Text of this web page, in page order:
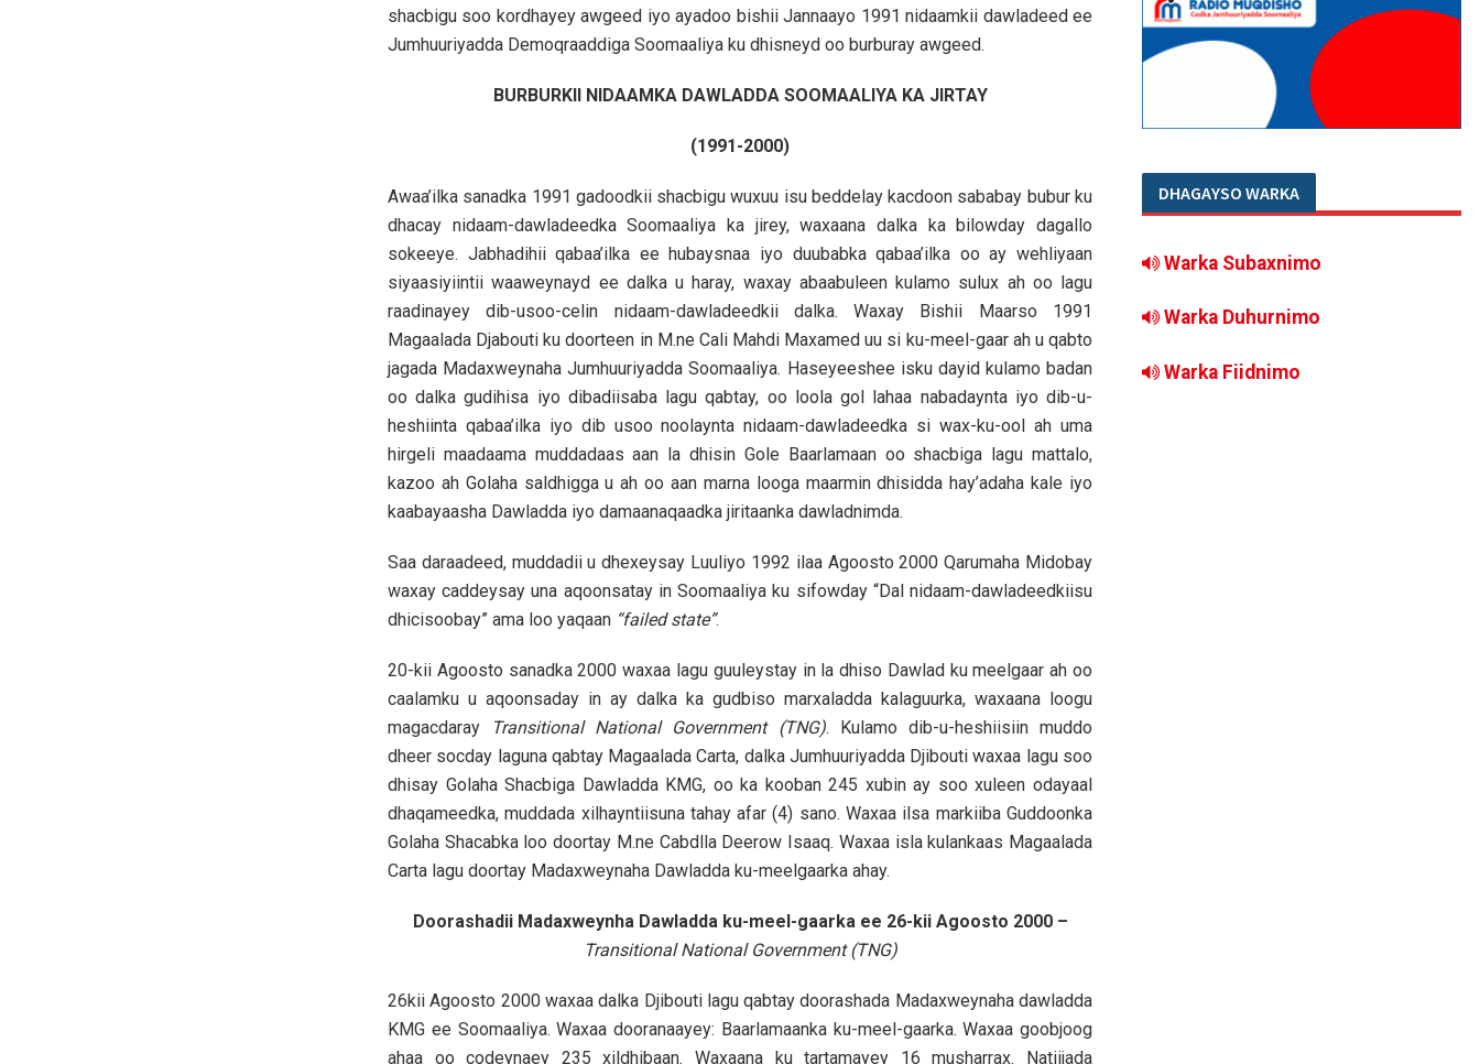
shacbigu soo kordhayey awgeed iyo ayadoo bishii Jannaayo 1991 nidaamkii dawladeed ee
Jumhuuriyadda Demoqraaddiga Soomaaliya ku dhisneyd oo burburay awgeed.
BURBURKII NIDAAMKA DAWLADDA SOOMAALIYA KA JIRTAY
(1991-2000)
Awaa’ilka sanadka 1991 gadoodkii shacbigu wuxuu isu beddelay kacdoon sababay bubur ku
dhacay nidaam-dawladeedka Soomaaliya ka jirey, waxaana dalka ka bilowday dagallo
sokeeye. Jabhadihii qabaa’ilka ee hubaysnaa iyo duubabka qabaa’ilka oo ay wehliyaan
siyaasiyiintii waaweynayd ee dalka u haray, waxay abaabuleen kulamo sulux ah oo lagu
raadinayey dib-usoo-celin nidaam-dawladeedkii dalka. Waxay Bishii Maarso 1991
Magaalada Djabouti ku doorteen in M.ne Cali Mahdi Maxamed uu si ku-meel-gaar ah u qabto
jagada Madaxweynaha Jumhuuriyadda Soomaaliya. Haseyeeshee isku dayid kulamo badan
oo dalka gudihisa iyo dibadiisaba lagu qabtay, oo loola gol lahaa nabadaynta iyo dib-u-
heshiinta qabaa’ilka iyo dib usoo noolaynta nidaam-dawladeedka si wax-ku-ool ah uma
hirgeli maadaama muddadaas aan la dhisin Gole Baarlamaan oo shacbiga lagu mattalo,
kazoo ah Golaha saldhigga u ah oo aan marna looga maarmin dhisidda hay’adaha kale iyo
kaabayaasha Dawladda iyo damaanaqaadka jiritaanka dawladnimda.
Saa daraadeed, muddadii u dhexeysay Luuliyo 1992 ilaa Agoosto 2000 Qarumaha Midobay
waxay caddeysay una aqoonsatay in Soomaaliya ku sifowday “Dal nidaam-dawladeedkiisu
dhicisoobay” ama loo yaqaan “failed state”.
20-kii Agoosto sanadka 2000 waxaa lagu guuleystay in la dhiso Dawlad ku meelgaar ah oo
caalamku u aqoonsaday in ay dalka ka gudbiso marxaladda kalaguurka, waxaana loogu
magacdaray
Transitional National Government (TNG). Kulamo dib-u-heshiisiin muddo
dheer socday laguna qabtay Magaalada Carta, dalka Jumhuuriyadda Djibouti waxaa lagu soo
dhisay Golaha Shacbiga Dawladda KMG, oo ka kooban 245 xubin ay soo xuleen odayaal
dhaqameedka, muddada xilhayntiisuna tahay afar (4) sano. Waxaa ilsa markiiba Guddoonka
Golaha Shacabka loo doortay M.ne Cabdlla Deerow Isaaq. Waxaa isla kulankaas Magaalada
Carta lagu doortay Madaxweynaha Dawladda ku-meelgaarka ahay.
Doorashadii Madaxweynha Dawladda ku-meel-gaarka ee 26-kii Agoosto 2000 –
Transitional National Government (TNG)
26kii Agoosto 2000 waxaa dalka Djibouti lagu qabtay doorashada Madaxweynaha dawladda
KMG ee Soomaaliya. Waxaa dooranaayey: Baarlamaanka ku-meel-gaarka. Waxaa goobjoog
ahaa oo codeynaey 235 xildhibaan. Waxaana ku tartamayey 16 musharrax. Natiijada
DHAGAYSO WARKA
Warka Subaxnimo
Warka Duhurnimo
Warka Fiidnimo